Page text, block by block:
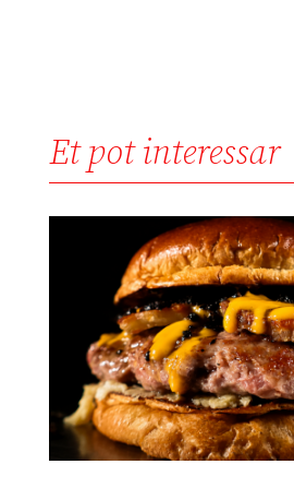
Et pot interessar